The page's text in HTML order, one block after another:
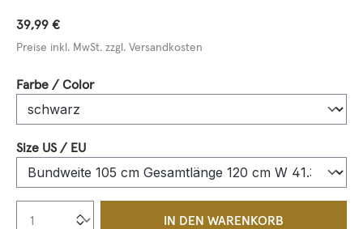
39,99 €
Preise inkl. MwSt. zzgl. Versandkosten
Farbe / Colorauswählen
Size US / EUauswählen
Produkt Anzahl: Gib den
IN DEN WARENKORB